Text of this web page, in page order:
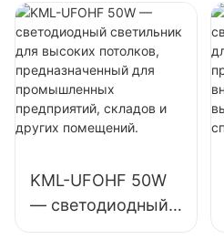
высоких
потолков,
предназначенный
для
промышленных
предприятий,
помещений.
KML-UFOHF 50W
— светодиодный
светильник для